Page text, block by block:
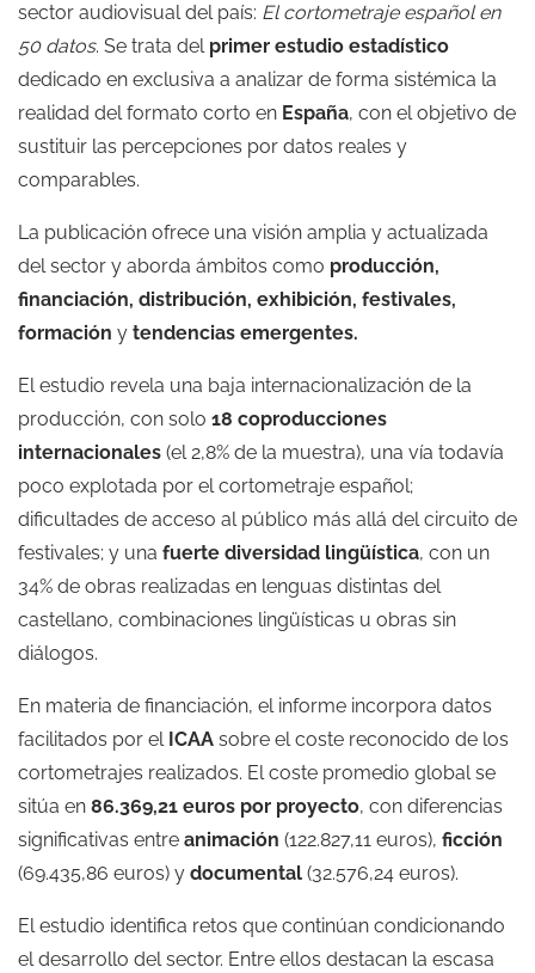
sector audiovisual del país: El cortometraje español en
50 datos. Se trata del primer estudio estadístico
dedicado en exclusiva a analizar de forma sistémica la
realidad del formato corto en España, con el objetivo de
sustituir las percepciones por datos reales y
comparables.
La publicación ofrece una visión amplia y actualizada
del sector y aborda ámbitos como producción,
financiación, distribución, exhibición, festivales,
formación y tendencias emergentes.
El estudio revela una baja internacionalización de la
producción, con solo 18 coproducciones
internacionales (el 2,8% de la muestra), una vía todavía
poco explotada por el cortometraje español;
dificultades de acceso al público más allá del circuito de
festivales; y una fuerte diversidad lingüística, con un
34% de obras realizadas en lenguas distintas del
castellano, combinaciones lingüísticas u obras sin
diálogos.
En materia de financiación, el informe incorpora datos
facilitados por el ICAA sobre el coste reconocido de los
cortometrajes realizados. El coste promedio global se
sitúa en 86.369,21 euros por proyecto, con diferencias
significativas entre animación (122.827,11 euros), ficción
(69.435,86 euros) y documental (32.576,24 euros).
El estudio identifica retos que continúan condicionando
el desarrollo del sector. Entre ellos destacan la escasa